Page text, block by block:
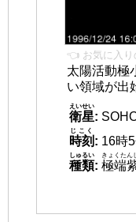
👈 お気に入り
太陽活動極
い領域が出
衛星
えいせい
:
時刻
じこく
: 16時
種類
しゅるい
: 極端
きょくたん